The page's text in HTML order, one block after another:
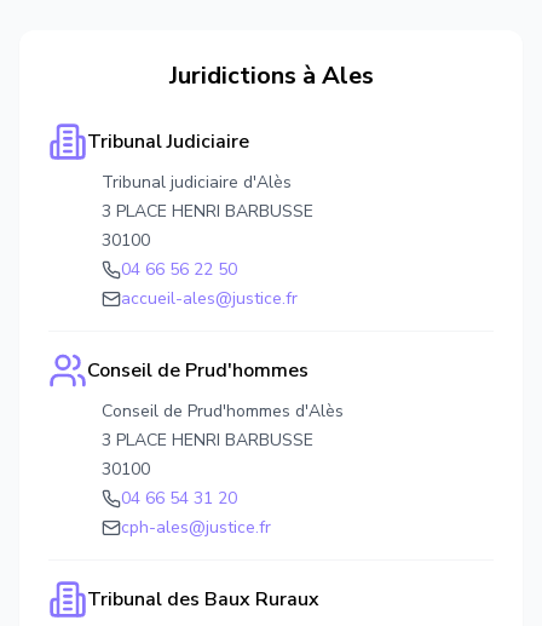
Juridictions à Ales
Tribunal Judiciaire
Tribunal judiciaire d'Alès
3 PLACE HENRI BARBUSSE
30100
04 66 56 22 50
accueil-ales@justice.fr
Conseil de Prud'hommes
Conseil de Prud'hommes d'Alès
3 PLACE HENRI BARBUSSE
30100
04 66 54 31 20
cph-ales@justice.fr
Tribunal des Baux Ruraux